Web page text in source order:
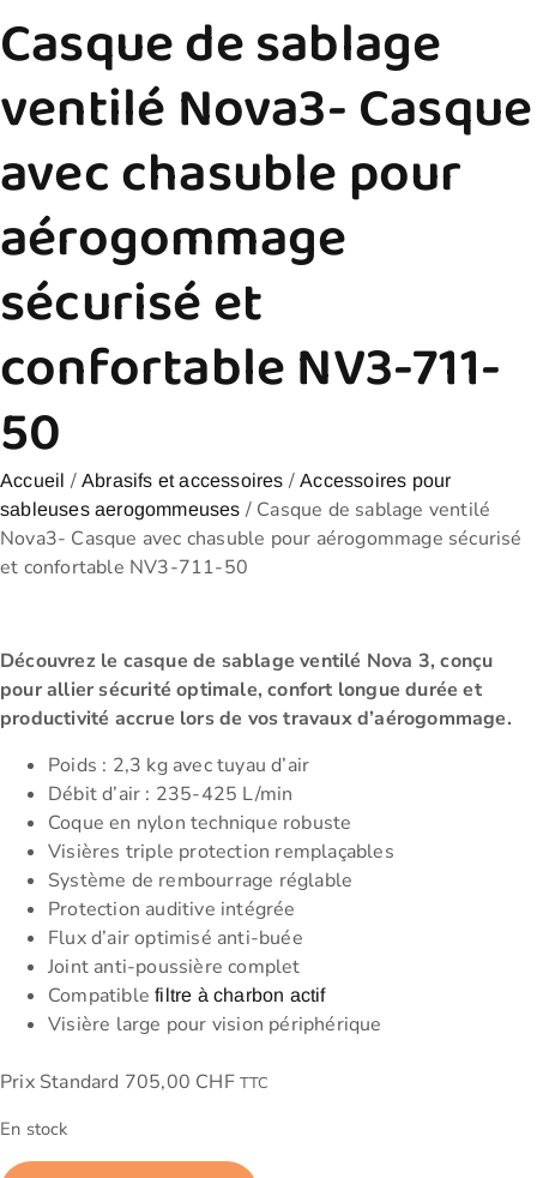
Casque de sablage
ventilé Nova3- Casque
avec chasuble pour
aérogommage
sécurisé et
confortable NV3-711-
50
Accueil /Abrasifs et accessoires /Accessoires pour
sableuses aerogommeuses / Casque de sablage ventilé
Nova3- Casque avec chasuble pour aérogommage sécurisé
et confortable NV3-711-50
Découvrez le casque de sablage ventilé Nova 3, conçu
pour allier sécurité optimale, confort longue durée et
productivité accrue lors de vos travaux d’aérogommage.
Poids : 2,3 kg avec tuyau d’air
Débit d’air : 235-425 L/min
Coque en nylon technique robuste
Visières triple protection remplaçables
Système de rembourrage réglable
Protection auditive intégrée
Flux d’air optimisé anti-buée
Joint anti-poussière complet
Compatiblefiltre à charbon actif
Visière large pour vision périphérique
Prix Standard 705,00 CHF TTC
En stock